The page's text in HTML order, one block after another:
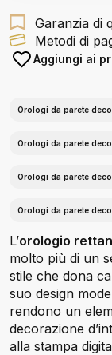
Garanzia di
Metodi di
Aggiungi ai
Orologi da parete
Orologi da parete
Orologi da parete
Orologi da parete
L’orologio
molto più di un
stile che dona
suo design
rendono un
decorazione
alla stampa